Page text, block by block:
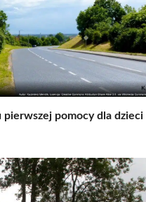
pierwszej pomocy dla dzieci